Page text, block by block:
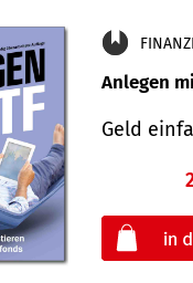
Anlegen
Geld